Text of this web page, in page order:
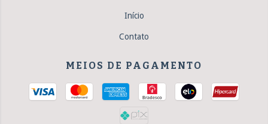
Início
Contato
MEIOS DE PAGAMENTO